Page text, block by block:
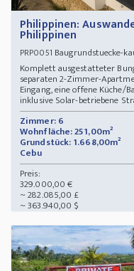
Philippinen:
Philippinen
PRP0051 Baugrundstuecke-
Komplett ausgestatteter
separaten 2-Zimmer-
Eingang, eine offene Küche/
inklusive Solar-betriebene
Zimmer: 6
Wohnfläche: 251,00m²
Grundstück: 1.668,00m²
Cebu
Preis:
329.000,00 €
~ 282.085,00 £
~ 363.940,00 $